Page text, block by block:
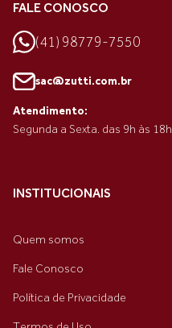
FALE CONOSCO
(41) 98779-7550
sac@zutti.com.br
Atendimento:
Segunda a Sexta. das 9h às 18h
INSTITUCIONAIS
Quem somos
Fale Conosco
Política de Privacidade